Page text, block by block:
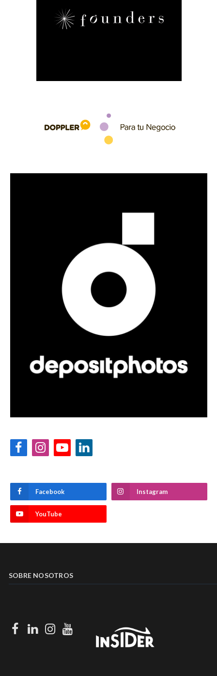
FacebookInstagramYouTubeLinkedIn
Facebook Instagram
YouTube
SOBRE NOSOTROS
Facebook
LinkedIn
Instagram
Youtube